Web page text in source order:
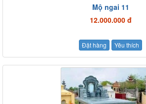
Mộ ngai 11
12.000.000 đ
Đặt hàng Yêu thích